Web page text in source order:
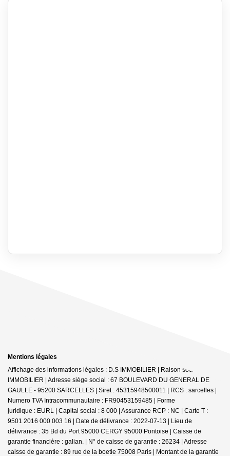
Mentions légales
Affichage des informations légales : D.S IMMOBILIER | Raison sociale : DS
IMMOBILIER | Adresse siège social : 67 BOULEVARD DU GENERAL DE
GAULLE - 95200 SARCELLES | Siret : 45315948500011 | RCS : sarcelles |
Numero TVA Intracommunautaire : FR90453159485 | Forme
juridique : EURL | Capital social : 8 000 | Assurance RCP : NC | Carte T :
9501 2016 000 003 16 | Date de délivrance : 2022-07-13 | Lieu de
délivrance : 35 Bd du Port 95000 CERGY 95000 Pontoise | Caisse de
garantie financière : galian. | N° de caisse de garantie : 26234 | Adresse
caisse de garantie : 89 rue de la boetie 75008 Paris | Montant de la garantie